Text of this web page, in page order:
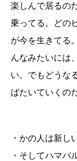
楽しんで居るの
乗ってる。どの
が今を生きてる
んなみたいには
い。でもどうな
ばたいていくの
・かの人は新し
・そしてハマバ